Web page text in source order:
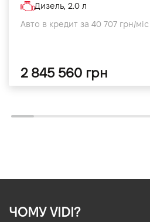
Дизель, 2.0 л
Авто в кредит за 40 707 грн/міс
2 845 560 грн
ЧОМУ VIDI?